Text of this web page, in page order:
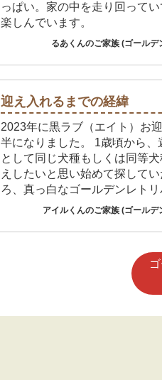
っぱい。家の中を走り回って
楽しんでいます。
るあくんのご家族 (ゴールデ
迎え入れるまでの経緯
2023年に黒ラブ（エイト）お
半になりました。 1歳頃から、
として同じ犬種もしくは同等
えしたいと思い始めて探して
ろ、真っ白なゴールデンレト
イル）に出会い、あどけない
に魅力を感じて（先住犬より
が良かった）お迎えするする
アイルくんのご家族 (ゴールデ